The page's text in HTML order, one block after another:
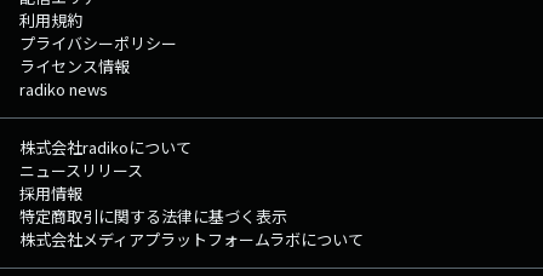
利用規約
プライバシーポリシー
ライセンス情報
radiko news
株式会社radikoについて
ニュースリリース
採用情報
特定商取引に関する法律に基づく表示
株式会社メディアプラットフォームラボについて